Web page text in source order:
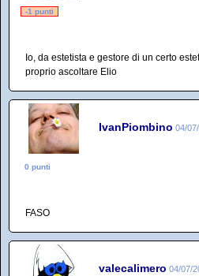
-1 punti
Io, da estetista e gestore di un certo
proprio ascoltare Elio
IvanPiombino 04/
0 punti
FASO
valecalimero 04/07/